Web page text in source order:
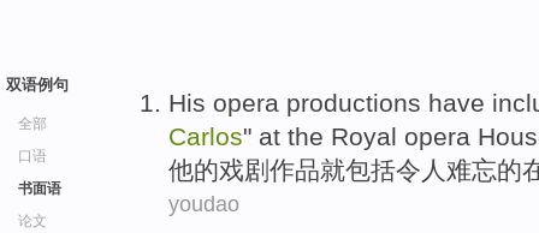
双语例句
全部
口语
书面语
论文
His opera productions have
Carlos" at the Royal opera
他的戏剧作品就包括令人 难忘的
youdao